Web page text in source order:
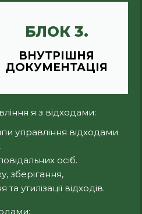
БЛОК 3.
ВНУТРІШНЯ
ДОКУМЕНТАЦІЯ
я з відходами:
управління відходами
осіб.
зберігання,
утилізації відходів.